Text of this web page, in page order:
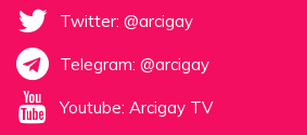
Twitter: @arcigay
Telegram: @arcigay
Youtube: Arcigay TV